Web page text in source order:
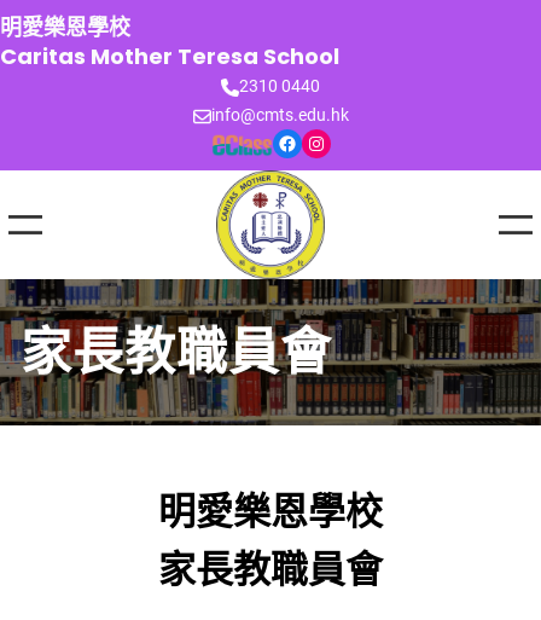
跳
至
主
明愛樂恩學校
Caritas Mother Teresa School
2310 0440
info@cmts.edu.hk
Facebook Instagram
家長教職員會
明愛樂恩學校
家長教職員會